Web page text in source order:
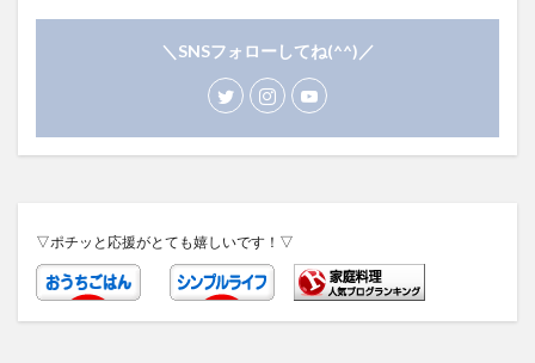
＼SNSフォローしてね(^^)／
▽ポチッと応援がとても嬉しいです！▽